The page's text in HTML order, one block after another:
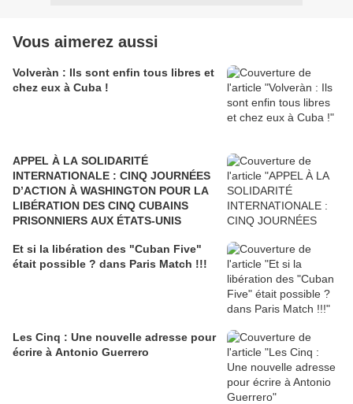
Vous aimerez aussi
Volveràn : Ils sont enfin tous libres et
chez eux à Cuba !
APPEL À LA SOLIDARITÉ
INTERNATIONALE : CINQ JOURNÉES
D’ACTION À WASHINGTON POUR LA
LIBÉRATION DES CINQ CUBAINS
PRISONNIERS AUX ÉTATS-UNIS
Et si la libération des "Cuban Five"
était possible ? dans Paris Match !!!
Les Cinq : Une nouvelle adresse pour
écrire à Antonio Guerrero